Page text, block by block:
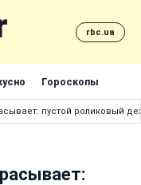
rbc.ua
Гороскопы
пустой роликовый